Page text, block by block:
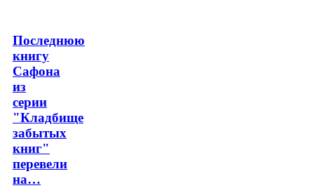
Последнюю
книгу
Сафона
из
серии
"Кладбище
забытых
книг"
перевели
на…